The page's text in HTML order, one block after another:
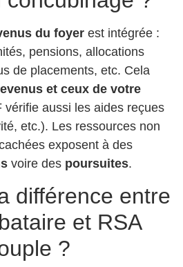
du foyerest intégrée :
pensions, allocations
de placements, etc. Cela
et ceux de votre
vérifie aussi les aides reçues
etc.). Les ressources non
exposent à des
voire des poursuites.
différence entre
et RSA
?